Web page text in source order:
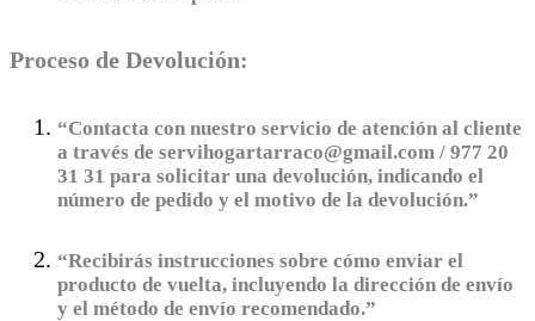
Proceso de Devolución:
“Contacta con nuestro servicio de atención al cliente
a través de servihogartarraco@gmail.com / 977 20
31 31 para solicitar una devolución, indicando el
número de pedido y el motivo de la devolución.”
“Recibirás instrucciones sobre cómo enviar el
producto de vuelta, incluyendo la dirección de envío
y el método de envío recomendado.”